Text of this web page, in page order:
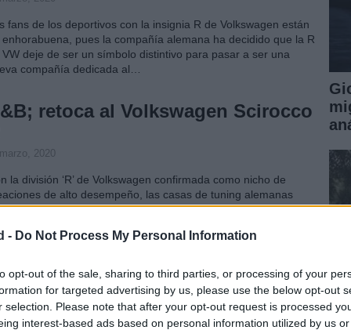
- Do Not Process My Personal Information
opt-out of the sale, sharing to third parties, or processing of your
for targeted advertising by us, please use the below opt-out
selection. Please note that after your opt-out request is processed
interest-based ads based on personal information utilized by us
fans de los deportivos con la insignia R de Volkswagen están
enhorabuena, pues la compañía alemana ha decidido que la R
VW deje de ser un símbolo distintivo para pasar a ser una
compañía dedicada al…
retoca al Volkswagen Scirocco
2020
la división ‘R’ de Volkswagen confirmada como nicho de
de alto desempeño, las casas de tuning alemanas
el paso para lucirse con diseños sobre coches del
han…
presenta los zapatos para
nuevo Cayenne
marzo, 2020